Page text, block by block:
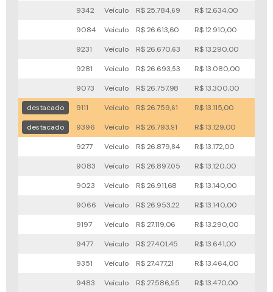
9342
Veículo R$ 25.784,69 R$ 12.634,00
9084
Veículo R$ 26.613,60 R$ 12.910,00
9231
Veículo R$ 26.670,63 R$ 13.290,00
9281
Veículo R$ 26.693,53 R$ 13.080,00
9073
Veículo R$ 26.757,98 R$ 13.300,00
destacado
9111 Veículo R$ 26.759,61 R$ 13.115,00
destacado
9396 Veículo R$ 26.793,91 R$ 13.129,00
9277
Veículo R$ 26.879,84 R$ 13.172,00
9083
Veículo R$ 26.897,05 R$ 13.120,00
9023
Veículo R$ 26.911,68 R$ 13.140,00
9066
Veículo R$ 26.953,22 R$ 13.140,00
9197
Veículo R$ 27.119,06 R$ 13.290,00
9477
Veículo R$ 27.401,45 R$ 13.641,00
9351
Veículo R$ 27.477,21 R$ 13.464,00
9483
Veículo R$ 27.586,95 R$ 13.470,00